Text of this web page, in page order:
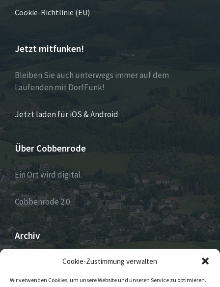
Cookie-Zustimmung verwalten
Wir verwenden Cookies, um unsere Website und unseren Service zu optimieren.
Cookie-Richtlinie (EU)
Jetzt mitfunken!
Bleiben Sie auch unterwegs immer auf dem
Laufenden mit DorfFunk!
Jetzt laden für iOS & Android
Über Cobbenrode
Ein Ort wird digital.
Cobbenrode 2.0
Archiv